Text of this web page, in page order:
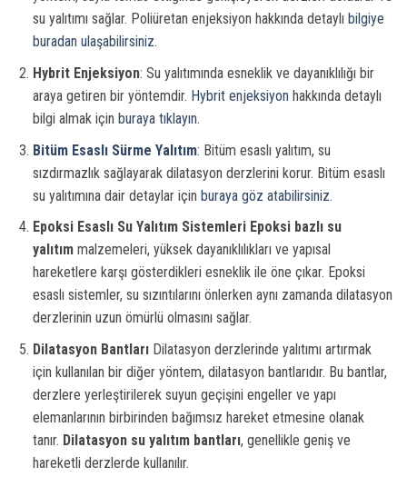
su yalıtımı sağlar. Poliüretan enjeksiyon hakkında detaylı bilgiye
buradan ulaşabilirsiniz.
Hybrit Enjeksiyon: Su yalıtımında esneklik ve dayanıklılığı bir
araya getiren bir yöntemdir. Hybrit enjeksiyon hakkında detaylı
bilgi almak için buraya tıklayın.
Bitüm Esaslı Sürme Yalıtım: Bitüm esaslı yalıtım, su
sızdırmazlık sağlayarak dilatasyon derzlerini korur. Bitüm esaslı
su yalıtımına dair detaylar için buraya göz atabilirsiniz.
Epoksi Esaslı Su Yalıtım Sistemleri Epoksi bazlı su
yalıtımmalzemeleri, yüksek dayanıklılıkları ve yapısal
hareketlere karşı gösterdikleri esneklik ile öne çıkar. Epoksi
esaslı sistemler, su sızıntılarını önlerken aynı zamanda dilatasyon
derzlerinin uzun ömürlü olmasını sağlar.
Dilatasyon BantlarıDilatasyon derzlerinde yalıtımı artırmak
için kullanılan bir diğer yöntem, dilatasyon bantlarıdır. Bu bantlar,
derzlere yerleştirilerek suyun geçişini engeller ve yapı
elemanlarının birbirinden bağımsız hareket etmesine olanak
tanır. Dilatasyon su yalıtım bantları, genellikle geniş ve
hareketli derzlerde kullanılır.